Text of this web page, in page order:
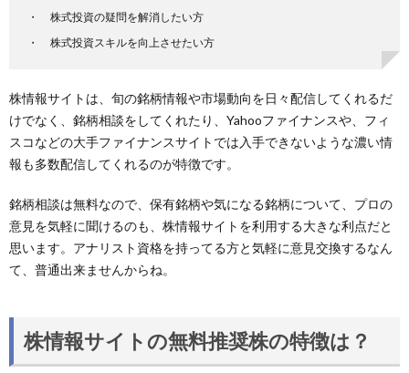
株式投資の疑問を解消したい方
株式投資スキルを向上させたい方
株情報サイトは、旬の銘柄情報や市場動向を日々配信してくれるだ
けでなく、銘柄相談をしてくれたり、Yahooファイナンスや、フィ
スコなどの大手ファイナンスサイトでは入手できないような濃い情
報も多数配信してくれるのが特徴です。
銘柄相談は無料なので、保有銘柄や気になる銘柄について、プロの
意見を気軽に聞けるのも、株情報サイトを利用する大きな利点だと
思います。アナリスト資格を持ってる方と気軽に意見交換するなん
て、普通出来ませんからね。
株情報サイトの無料推奨株の特徴は？